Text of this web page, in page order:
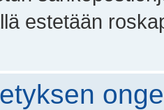
estetään